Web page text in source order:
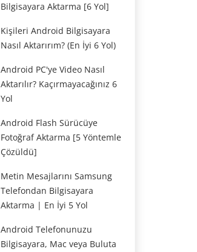
Bilgisayara Aktarma [6 Yol]
Kişileri Android Bilgisayara
Nasıl Aktarırım? (En İyi 6 Yol)
Android PC'ye Video Nasıl
Aktarılır? Kaçırmayacağınız 6
Yol
Android Flash Sürücüye
Fotoğraf Aktarma [5 Yöntemle
Çözüldü]
Metin Mesajlarını Samsung
Telefondan Bilgisayara
Aktarma | En İyi 5 Yol
Android Telefonunuzu
Bilgisayara, Mac veya Buluta